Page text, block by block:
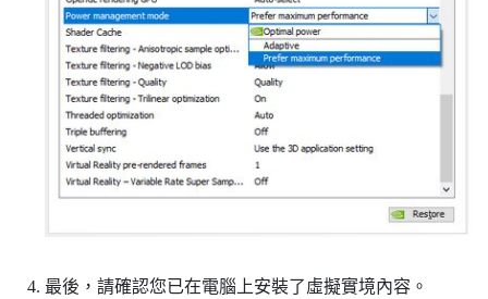
最後，請確認您已在電腦上安裝了虛擬實境內容。